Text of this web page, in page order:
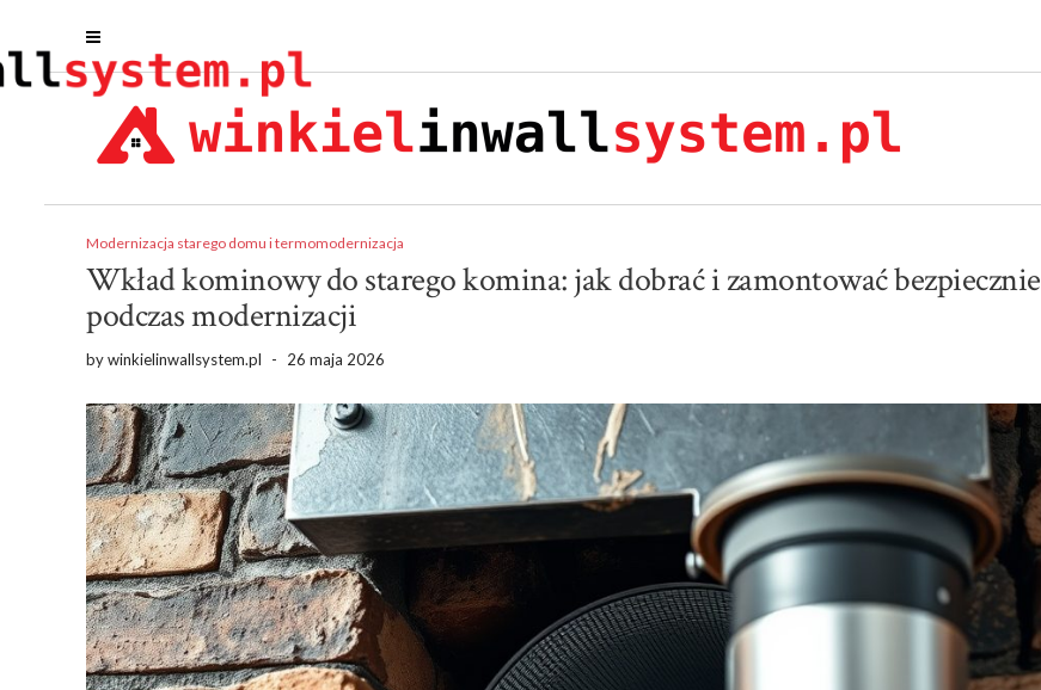
Modernizacja starego domu i termomodernizacja
Wkład kominowy do starego komina: jak dobrać i zamontować bezpiecznie
podczas modernizacji
bywinkielinwallsystem.pl - 26 maja 2026